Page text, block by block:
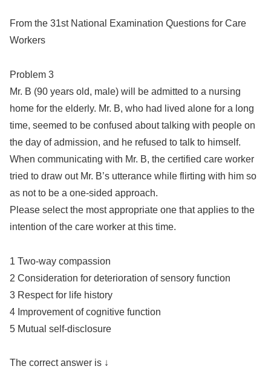
From the 31st National Examination Questions for Care
Workers
Problem 3
Mr. B (90 years old, male) will be admitted to a nursing
home for the elderly. Mr. B, who had lived alone for a long
time, seemed to be confused about talking with people on
the day of admission, and he refused to talk to himself.
When communicating with Mr. B, the certified care worker
tried to draw out Mr. B’s utterance while flirting with him so
as not to be a one-sided approach.
Please select the most appropriate one that applies to the
intention of the care worker at this time.
1 Two-way compassion
2 Consideration for deterioration of sensory function
3 Respect for life history
4 Improvement of cognitive function
5 Mutual self-disclosure
The correct answer is ↓